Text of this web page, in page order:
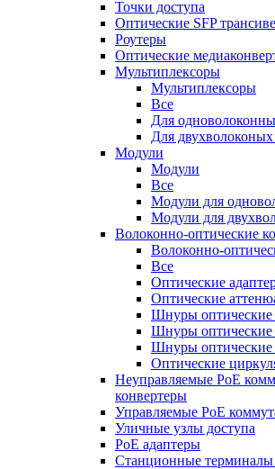
Точки доступа
Оптические SFP
Роутеры
Оптические
Мультиплексоры
Мультиплексоры
Все
Для
Для двухволоконых
Модули
Модули
Все
Модули для
Модули для
Волоконно-оптические
Волоконно-
Все
Оптические
Оптические
Шнуры оптические
Шнуры
Шнуры оптические
Оптические
Неуправляемые PoE
конвертеры
Управляемые PoE
Уличные узлы доступа
PoE адаптеры
Станционные